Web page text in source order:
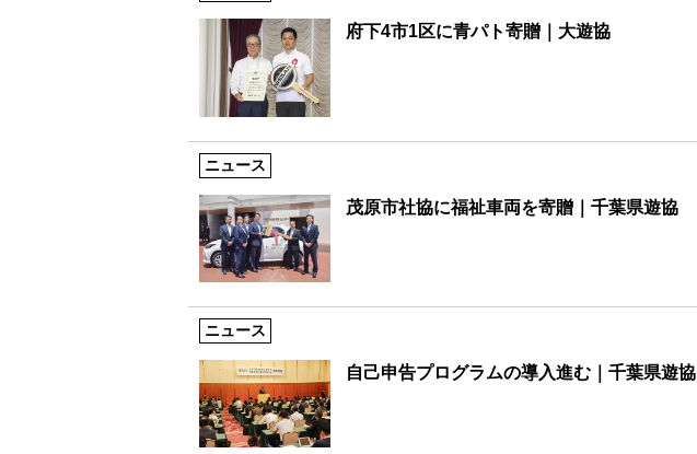
府下4市1区に青パト寄贈｜大遊協
ニュース
茂原市社協に福祉車両を寄贈｜千葉県遊協
ニュース
自己申告プログラムの導入進む｜千葉県遊協